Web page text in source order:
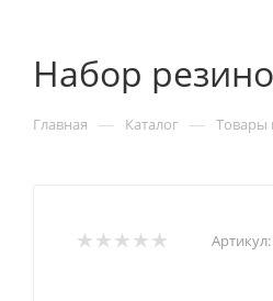
Набор
Главная — Каталог — Товары
Артикул: